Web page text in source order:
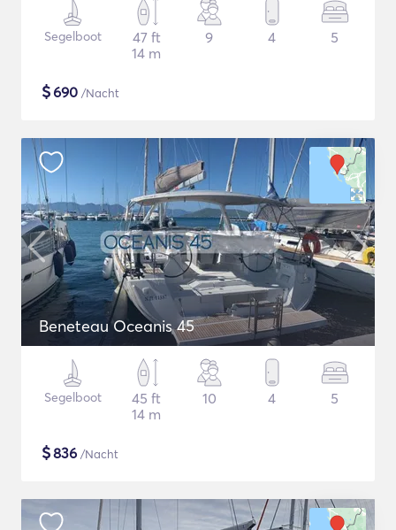
Segelboot
47 ft
14 m
9 4 5
$690 /Nacht
Beneteau Oceanis 45
Segelboot
45 ft
14 m
10 4 5
$836 /Nacht